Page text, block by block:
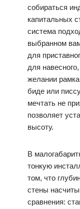
собираться
капитальных
система
выбранном
для
для
желании
биде или
мечтать не
позволяет
высоту.
В
тонкую
том, что
стены
сравнения: